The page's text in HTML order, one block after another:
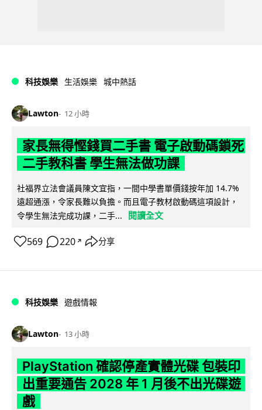
科技娛樂 生活娛樂 城中熱話
Lawton 12 小時
家長無得慳錢買二手書 電子啟動碼鎖死
二手教科書 學生無法做功課
社福界立法會議員陳文宜指，一間中學書單價錢按年加 14.7%
遠超通漲，令家長難以負擔。而且電子教材啟動碼這項設計，
令學生無法完成功課，二手...
閱讀全文
569 220 ↗ 分享
科技娛樂 遊戲情報
Lawton 13 小時
PlayStation 確認停產實體光碟 包裝印
出重要通告 2028 年 1 月後不出光碟遊
戲